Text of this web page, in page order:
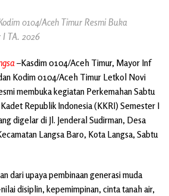
0104/Aceh Timur Resmi Buka
I TA. 2026
–Kasdim 0104/Aceh Timur, Mayor Inf
Kodim 0104/Aceh Timur Letkol Novi
membuka kegiatan Perkemahan Sabtu
Republik Indonesia (KKRI) Semester I
digelar di Jl. Jenderal Sudirman, Desa
Langsa Baro, Kota Langsa, Sabtu
dari upaya pembinaan generasi muda
disiplin, kepemimpinan, cinta tanah air,